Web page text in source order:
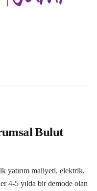
Bulut
yatırım maliyeti, elektrik,
4-5 yılda bir demode olan